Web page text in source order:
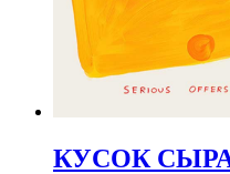
КУСОК